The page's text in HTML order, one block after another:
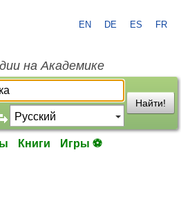
EN DE ES FR
на Академике
Найти!
Книги Игры ⚽